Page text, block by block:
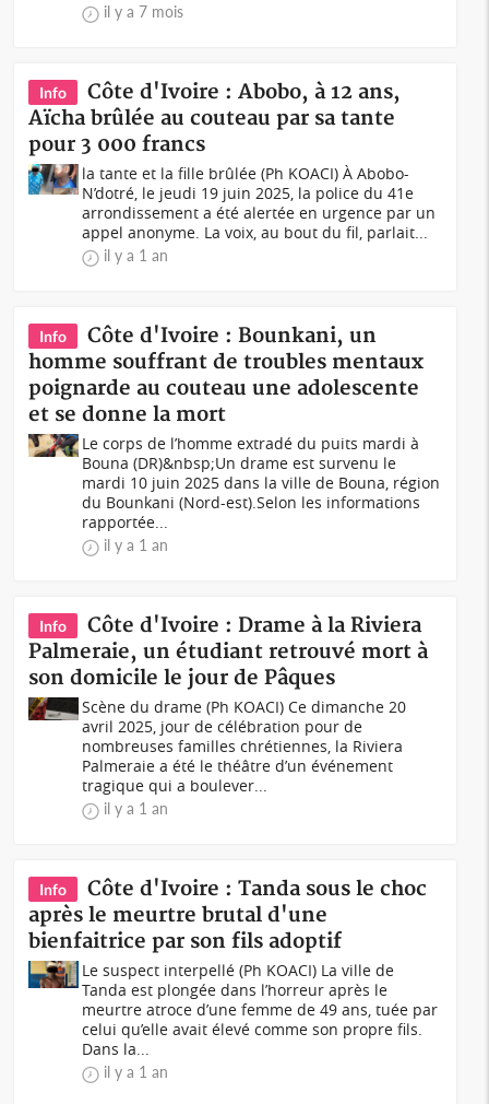
il y a 7 mois
Info
Côte d'Ivoire : Abobo, à 12 ans,
Aïcha brûlée au couteau par sa tante
pour 3 000 francs
la tante et la fille brûlée (Ph KOACI) À Abobo-
N’dotré, le jeudi 19 juin 2025, la police du 41e
arrondissement a été alertée en urgence par un
appel anonyme. La voix, au bout du fil, parlait...
il y a 1 an
Info
Côte d'Ivoire : Bounkani, un
homme souffrant de troubles mentaux
poignarde au couteau une adolescente
et se donne la mort
Le corps de l’homme extradé du puits mardi à
Bouna (DR)&nbsp;Un drame est survenu le
mardi 10 juin 2025 dans la ville de Bouna, région
du Bounkani (Nord-est).Selon les informations
rapportée...
il y a 1 an
Info
Côte d'Ivoire : Drame à la Riviera
Palmeraie, un étudiant retrouvé mort à
son domicile le jour de Pâques
Scène du drame (Ph KOACI) Ce dimanche 20
avril 2025, jour de célébration pour de
nombreuses familles chrétiennes, la Riviera
Palmeraie a été le théâtre d’un événement
tragique qui a boulever...
il y a 1 an
Info
Côte d'Ivoire : Tanda sous le choc
après le meurtre brutal d'une
bienfaitrice par son fils adoptif
Le suspect interpellé (Ph KOACI) La ville de
Tanda est plongée dans l’horreur après le
meurtre atroce d’une femme de 49 ans, tuée par
celui qu’elle avait élevé comme son propre fils.
Dans la...
il y a 1 an